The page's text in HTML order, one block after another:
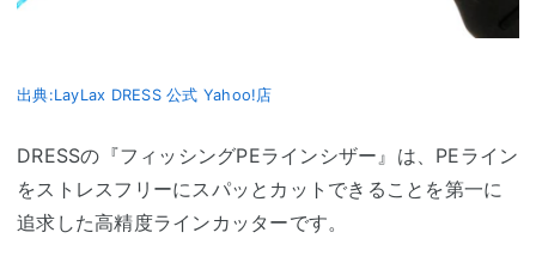
出典:LayLax DRESS 公式 Yahoo!店
DRESSの『フィッシングPEラインシザー』は、PEライン
をストレスフリーにスパッとカットできることを第一に
追求した高精度ラインカッターです。